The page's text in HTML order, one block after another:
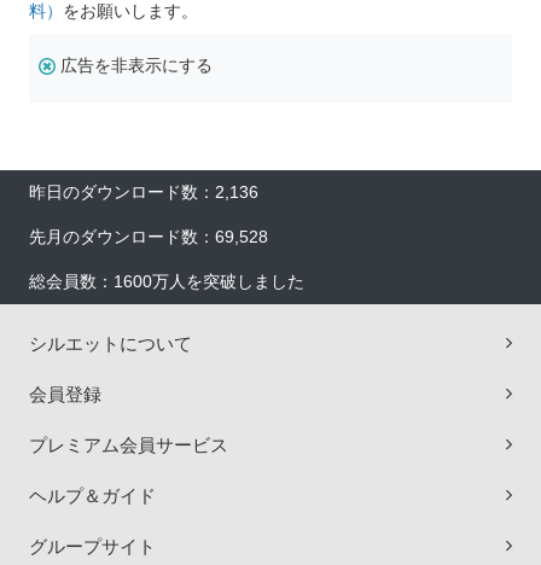
料） をお願いします。
広告を非表示にする
昨日のダウンロード数：2,136
先月のダウンロード数：69,528
総会員数：1600万人を突破しました
シルエットについて
会員登録
プレミアム会員サービス
ヘルプ＆ガイド
グループサイト